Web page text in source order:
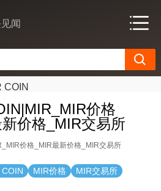
闻
COIN
价格
新价格_MIR交易所
价格_MIR最新价格_MIR交易所
MIR价格
MIR交易所